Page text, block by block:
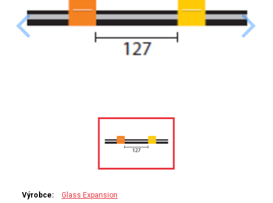
PERKINELMER
ANALYTIK JENA
HADIČKY
Výrobce: Glass Expansion